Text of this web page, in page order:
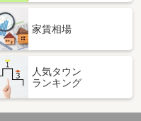
家賃相場
人気タウン
ランキング